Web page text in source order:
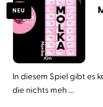
NEU
In diesem Spiel gibt es
die nichts meh ...